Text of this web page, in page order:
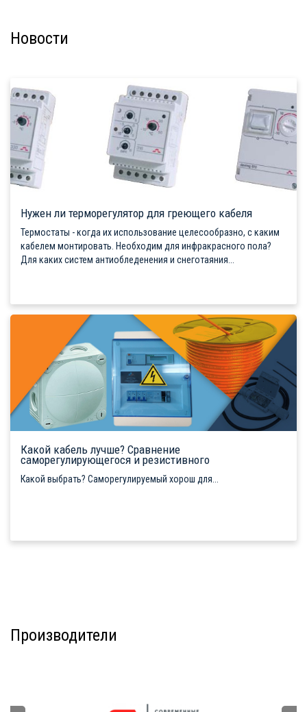
Новости
Нужен ли терморегулятор для греющего кабеля
Термостаты - когда их использование целесообразно, с каким
кабелем монтировать. Необходим для инфракрасного пола?
Для каких систем антиобледенения и снеготаяния...
Какой кабель лучше? Сравнение
саморегулирующегося и резистивного
Какой выбрать? Саморегулируемый хорош для...
Производители